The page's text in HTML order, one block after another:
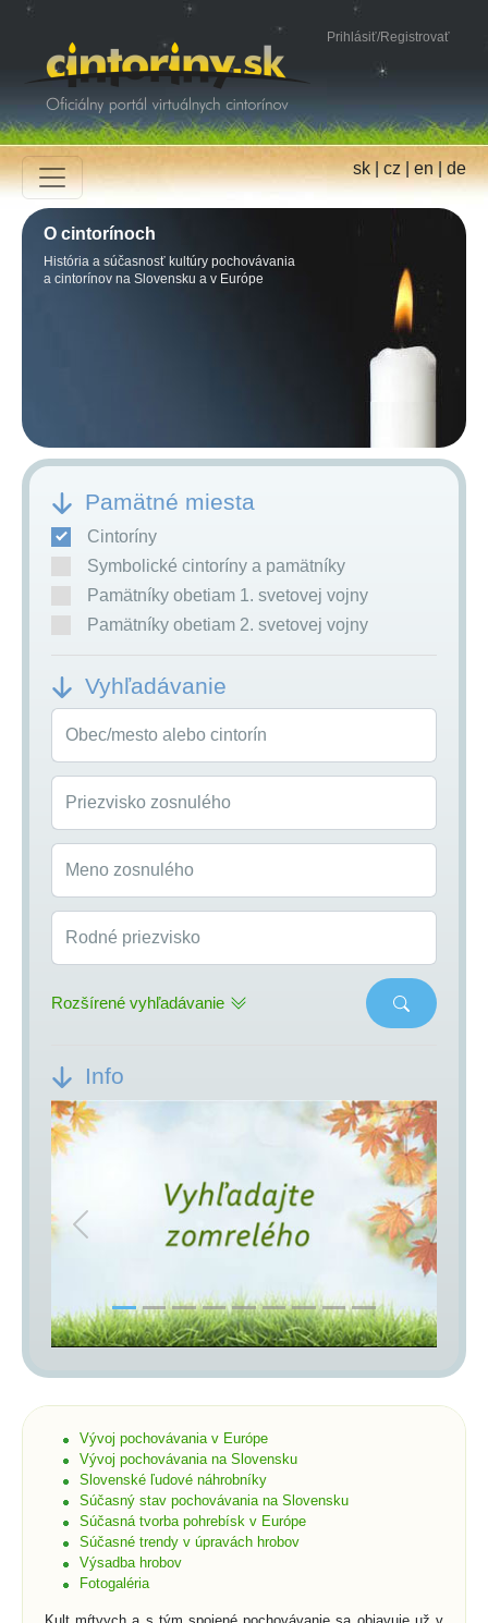
Prihlásiť/Registrovať
sk|cz|en|de
O cintorínoch
História a súčasnosť kultúry pochovávania
a cintorínov na Slovensku a v Európe
Pamätné miesta
Cintoríny
Symbolické cintoríny a pamätníky
Pamätníky obetiam 1. svetovej vojny
Pamätníky obetiam 2. svetovej vojny
Vyhľadávanie
Obec/mesto alebo cintorín
Priezvisko zosnulého
Meno zosnulého
Rodné priezvisko
Rozšírené vyhľadávanie
Info
Previous Next
Vývoj pochovávania v Európe
Vývoj pochovávania na Slovensku
Slovenské ľudové náhrobníky
Súčasný stav pochovávania na Slovensku
Súčasná tvorba pohrebísk v Európe
Súčasné trendy v úpravách hrobov
Výsadba hrobov
Fotogaléria